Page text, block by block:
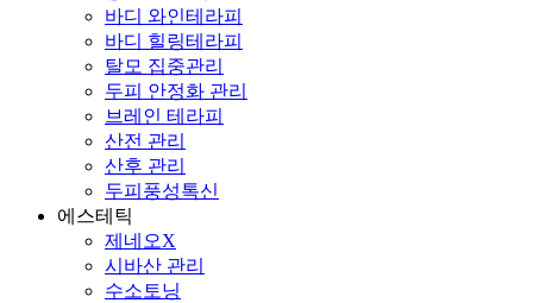
바디 와인테라피
바디 힐링테라피
탈모 집중관리
두피 안정화 관리
브레인 테라피
산전 관리
산후 관리
두피풍성톡신
에스테틱
제네오X
시바산 관리
수소토닝